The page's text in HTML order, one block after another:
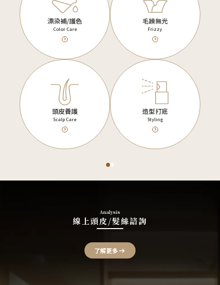
漂染補/護色
Color Care
毛躁無光
Frizzy
頭皮養護
Scalp Care
造型打底
Styling
Analysis
線上頭皮/髮絲諮詢
了解更多